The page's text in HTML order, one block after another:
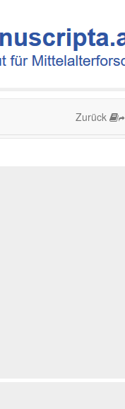
Zurück